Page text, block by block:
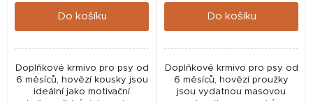
Do košíku
Doplňkové krmivo pro psy od
6 měsíců, hovězí kousky jsou
ideální jako motivační
Do košíku
Doplňkové krmivo pro psy od
6 měsíců, hovězí proužky
jsou vydatnou masovou